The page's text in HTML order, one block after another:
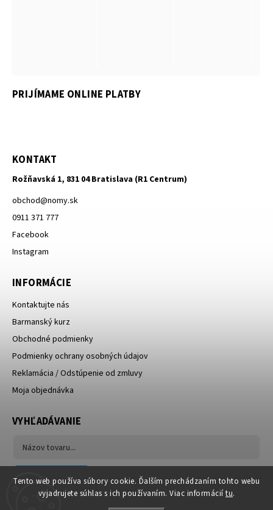
Tento web používa súbory cookie. Ďalším prechádzaním tohto webu
vyjadrujete súhlas s ich používaním. Viac informácií tu.
PRIJÍMAME ONLINE PLATBY
KONTAKT
Rožňavská 1, 831 04 Bratislava (R1 Centrum)
obchod@nomy.sk
0911 371 777
Facebook
Instagram
INFORMÁCIE
Kontaktujte nás
Barmanský kurz
Obchodné podmienky
Podmienky ochrany osobných údajov
Reklamácia / Odstúpenie od zmluvy
Moja objednávka
VYHĽADÁVANIE
Hľadať